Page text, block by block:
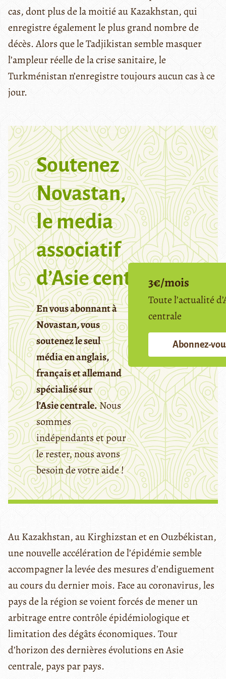
cas, dont plus de la moitié au Kazakhstan, qui
enregistre également le plus grand nombre de
décès. Alors que le Tadjikistan semble masquer
l’ampleur réelle de la crise sanitaire, le
Turkménistan n’enregistre toujours aucun cas à ce
jour.
Soutenez
Novastan,
le media
associatif
d’Asie centrale
En vous abonnant à
Novastan, vous
soutenez le seul
média en anglais,
français et allemand
spécialisé sur
l’Asie centrale.Nous
sommes
indépendants et pour
le rester, nous avons
besoin de votre aide !
3€/mois
Toute l’actualité
centrale
Abonnez-
Au Kazakhstan, au Kirghizstan et en Ouzbékistan,
une nouvelle accélération de l’épidémie semble
accompagner la levée des mesures d’endiguement
au cours du dernier mois. Face au coronavirus, les
pays de la région se voient forcés de mener un
arbitrage entre contrôle épidémiologique et
limitation des dégâts économiques. Tour
d’horizon des dernières évolutions en Asie
centrale, pays par pays.